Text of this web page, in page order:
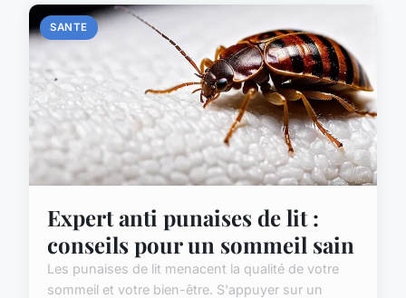
SANTE
Expert anti punaises de lit :
conseils pour un sommeil sain
Les punaises de lit menacent la qualité de votre
sommeil et votre bien-être. S'appuyer sur un